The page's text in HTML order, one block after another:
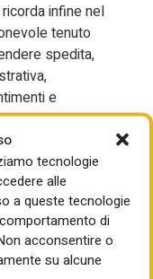
tecnologie
alle
a queste tecnologie
di
acconsentire o
su alcune
infine nel
tenuto
spedita,
e
di accesso da
del
quella di
defatigante ed
atti
consentire una
giustizia alle
interessati, il